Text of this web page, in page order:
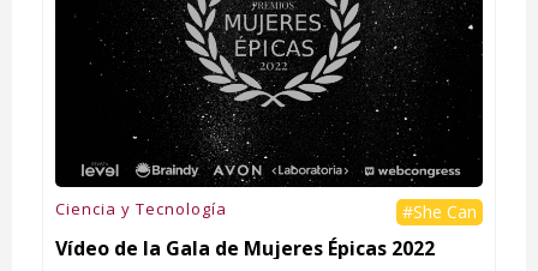
Ciencia y Tecnología #She Can
Vídeo de la Gala de Mujeres Épicas 2022